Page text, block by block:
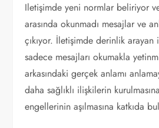
Iletişimde yeni normlar beliriyor
arasında okunmadı mesajlar ve
çıkıyor. İletişimde derinlik arayan
sadece mesajları okumakla
arkasındaki gerçek anlamı
daha sağlıklı ilişkilerin
engellerinin aşılmasına katkıda